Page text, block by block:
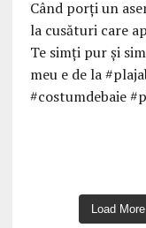
Load More